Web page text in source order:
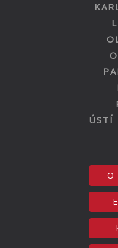
ÚSTÍ
O